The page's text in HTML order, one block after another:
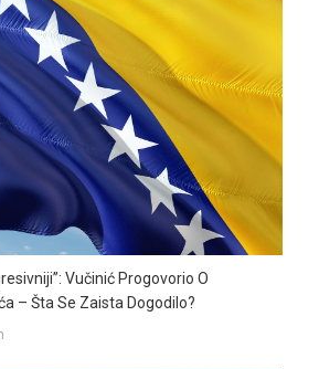
Vučinić Progovorio O
– Šta Se Zaista Dogodilo?